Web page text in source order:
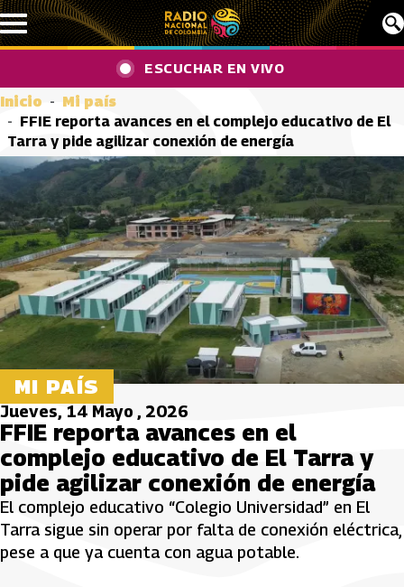
Pasar al contenido principal
ESCUCHAR EN VIVO
Inicio
Mi país
FFIE reporta avances en el complejo educativo de El
Tarra y pide agilizar conexión de energía
MI PAÍS
Jueves, 14 Mayo , 2026
FFIE reporta avances en el
complejo educativo de El Tarra y
pide agilizar conexión de energía
El complejo educativo “Colegio Universidad” en El
Tarra sigue sin operar por falta de conexión eléctrica,
pese a que ya cuenta con agua potable.